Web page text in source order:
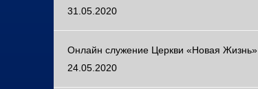
31.05.2020
Онлайн служение Церкви «Новая Жизнь»
24.05.2020